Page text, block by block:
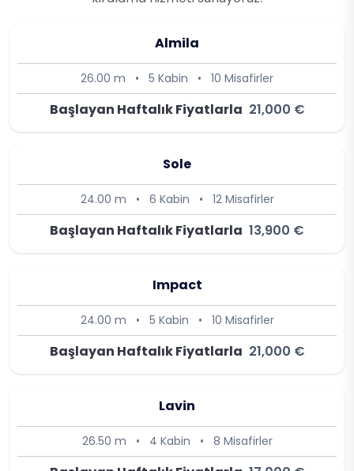
Almila
26.00 m • 5 Kabin • 10 Misafirler
Başlayan Haftalık Fiyatlarla 21,000 €
Sole
24.00 m • 6 Kabin • 12 Misafirler
Başlayan Haftalık Fiyatlarla 13,900 €
Impact
24.00 m • 5 Kabin • 10 Misafirler
Başlayan Haftalık Fiyatlarla 21,000 €
Lavin
26.50 m • 4 Kabin • 8 Misafirler